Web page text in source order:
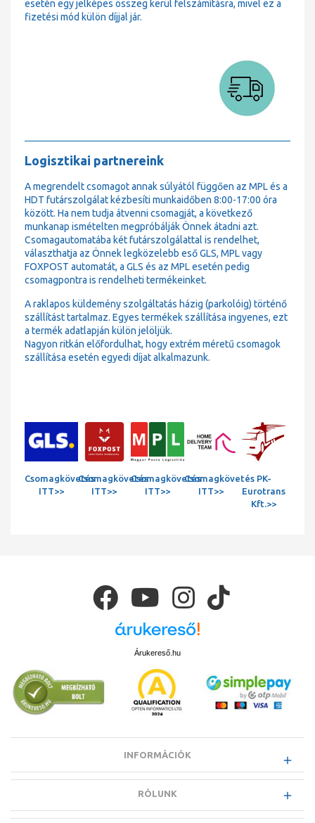
esetén egy jelképes összeg kerül felszámításra, mivel ez a
fizetési mód külön díjjal jár.
Logisztikai partnereink
A megrendelt csomagot annak súlyától függően az MPL és a
HDT futárszolgálat kézbesíti munkaidőben 8:00-17:00 óra
között. Ha nem tudja átvenni csomagját, a következő
munkanap ismételten megpróbálják Önnek átadni azt.
Csomagautomatába két futárszolgálattal is rendelhet,
választhatja az Önnek legközelebb eső GLS, MPL vagy
FOXPOST automatát, a GLS és az MPL esetén pedig
csomagpontra is rendelheti termékeinket.
A raklapos küldemény szolgáltatás házig (parkolóig) történő
szállítást tartalmaz. Egyes termékek szállítása ingyenes, ezt
a termék adatlapján külön jelöljük.
Nagyon ritkán előfordulhat, hogy extrém méretű csomagok
szállítása esetén egyedi díjat alkalmazunk.
Csomagkövetés
ITT>>
Csomagkövetés
ITT>>
Csomagkövetés
ITT>>
Csomagkövetés
ITT>>
PK-
Eurotrans
Kft.>>
Árukereső.hu
INFORMÁCIÓK
RÓLUNK